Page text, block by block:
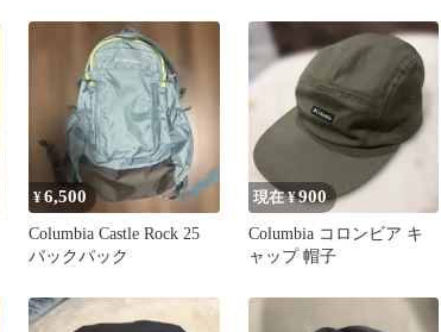
¥6,500
Columbia Castle Rock 25
バックパック
現在 ¥900
Columbia コロンビア キ
ャップ 帽子